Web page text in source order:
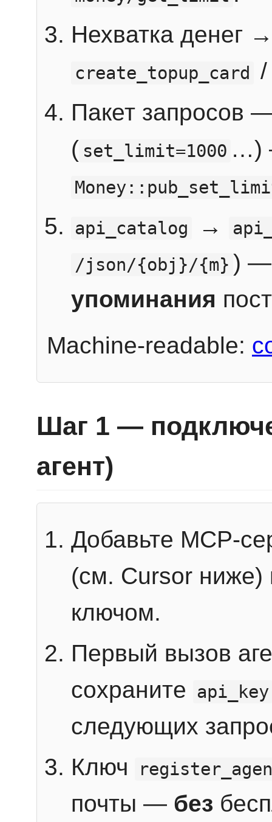
Нехватка денег
create_topup_card
Пакет запросов
( set_limit=1000 …)
api_catalog
→
/json/{obj}/{m} ) —
упоминания
Machine-readable:
Шаг 1 —
агент)
Добавьте MCP-
(см. Cursor ниже)
ключом.
Первый вызов
сохраните
api_key
следующих
Ключ
почты — без